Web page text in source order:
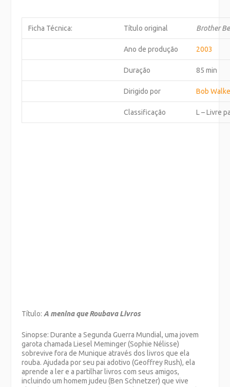
Ficha Técnica: Título original Brother
Ano de produção 2003
Duração 85 min
Dirigido por Bob
Classificação L – Livre
Título: A menina que Roubava Livros
Sinopse: Durante a Segunda Guerra Mundial, uma jovem
garota chamada Liesel Meminger (Sophie Nélisse)
sobrevive fora de Munique através dos livros que ela
rouba. Ajudada por seu pai adotivo (Geoffrey Rush), ela
aprende a ler e a partilhar livros com seus amigos,
incluindo um homem judeu (Ben Schnetzer) que vive